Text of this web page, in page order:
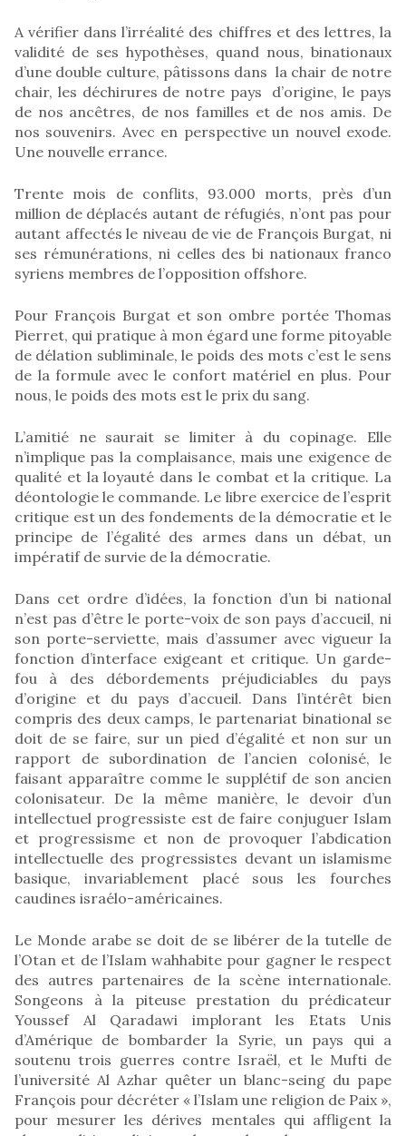
A vérifier dans l’irréalité des chiffres et des lettres, la
validité de ses hypothèses, quand nous, binationaux
d’une double culture, pâtissons dans la chair de notre
chair, les déchirures de notre pays d’origine, le pays
de nos ancêtres, de nos familles et de nos amis. De
nos souvenirs. Avec en perspective un nouvel exode.
Une nouvelle errance.
Trente mois de conflits, 93.000 morts, près d’un
million de déplacés autant de réfugiés, n’ont pas pour
autant affectés le niveau de vie de François Burgat, ni
ses rémunérations, ni celles des bi nationaux franco
syriens membres de l’opposition offshore.
Pour François Burgat et son ombre portée Thomas
Pierret, qui pratique à mon égard une forme pitoyable
de délation subliminale, le poids des mots c’est le sens
de la formule avec le confort matériel en plus. Pour
nous, le poids des mots est le prix du sang.
L’amitié ne saurait se limiter à du copinage. Elle
n’implique pas la complaisance, mais une exigence de
qualité et la loyauté dans le combat et la critique. La
déontologie le commande. Le libre exercice de l’esprit
critique est un des fondements de la démocratie et le
principe de l’égalité des armes dans un débat, un
impératif de survie de la démocratie.
Dans cet ordre d’idées, la fonction d’un bi national
n’est pas d’être le porte-voix de son pays d’accueil, ni
son porte-serviette, mais d’assumer avec vigueur la
fonction d’interface exigeant et critique. Un garde-
fou à des débordements préjudiciables du pays
d’origine et du pays d’accueil. Dans l’intérêt bien
compris des deux camps, le partenariat binational se
doit de se faire, sur un pied d’égalité et non sur un
rapport de subordination de l’ancien colonisé, le
faisant apparaître comme le supplétif de son ancien
colonisateur. De la même manière, le devoir d’un
intellectuel progressiste est de faire conjuguer Islam
et progressisme et non de provoquer l’abdication
intellectuelle des progressistes devant un islamisme
basique, invariablement placé sous les fourches
caudines israélo-américaines.
Le Monde arabe se doit de se libérer de la tutelle de
l’Otan et de l’Islam wahhabite pour gagner le respect
des autres partenaires de la scène internationale.
Songeons à la piteuse prestation du prédicateur
Youssef Al Qaradawi implorant les Etats Unis
d’Amérique de bombarder la Syrie, un pays qui a
soutenu trois guerres contre Israël, et le Mufti de
l’université Al Azhar quêter un blanc-seing du pape
François pour décréter « l’Islam une religion de Paix »,
pour mesurer les dérives mentales qui affligent la